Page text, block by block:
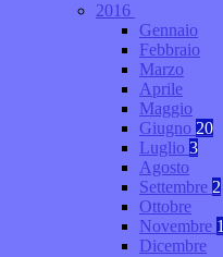
2016
Gennaio
Febbraio
Marzo
Aprile
Maggio
Giugno 20
Luglio 3
Agosto
Settembre 2
Ottobre
Novembre 1
Dicembre